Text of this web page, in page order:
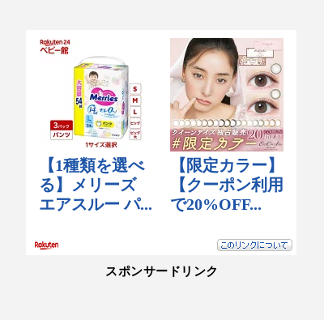
コチップのアイスに季節の果物のジャムが添えら
れていました。チョコの甘みと果物の酸味を感じ
られて美味しかったです。スプーンがスコップの
形になっていて可愛かったです。店員さんの接客
も笑顔で明るくよかったです。メニューが豊富に
ありますし、ご当地グルメも楽しめるのでオスス
メです。
スポンサードリンク